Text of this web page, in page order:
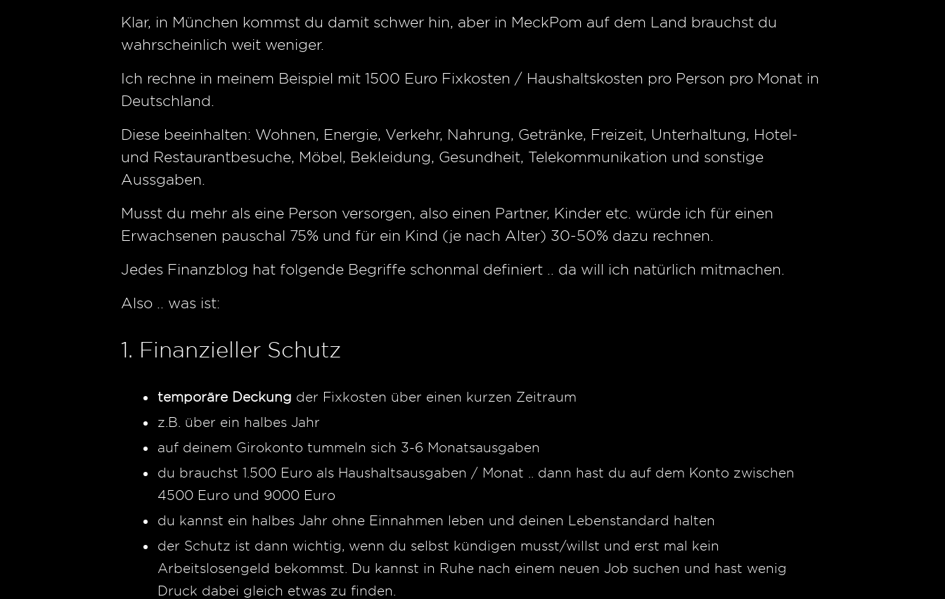
Klar, in München kommst du damit schwer hin, aber in MeckPom auf dem Land brauchst du
wahrscheinlich weit weniger.
Ich rechne in meinem Beispiel mit 1500 Euro Fixkosten / Haushaltskosten pro Person pro Monat in
Deutschland.
Diese beeinhalten: Wohnen, Energie, Verkehr, Nahrung, Getränke, Freizeit, Unterhaltung, Hotel-
und Restaurantbesuche, Möbel, Bekleidung, Gesundheit, Telekommunikation und sonstige
Aussgaben.
Musst du mehr als eine Person versorgen, also einen Partner, Kinder etc. würde ich für einen
Erwachsenen pauschal 75% und für ein Kind (je nach Alter) 30-50% dazu rechnen.
Jedes Finanzblog hat folgende Begriffe schonmal definiert .. da will ich natürlich mitmachen.
Also .. was ist:
1. Finanzieller Schutz
temporäre Deckung der Fixkosten über einen kurzen Zeitraum
z.B. über ein halbes Jahr
auf deinem Girokonto tummeln sich 3-6 Monatsausgaben
du brauchst 1.500 Euro als Haushaltsausgaben / Monat .. dann hast du auf dem Konto zwischen
4500 Euro und 9000 Euro
du kannst ein halbes Jahr ohne Einnahmen leben und deinen Lebenstandard halten
der Schutz ist dann wichtig, wenn du selbst kündigen musst/willst und erst mal kein
Arbeitslosengeld bekommst. Du kannst in Ruhe nach einem neuen Job suchen und hast wenig
Druck dabei gleich etwas zu finden.